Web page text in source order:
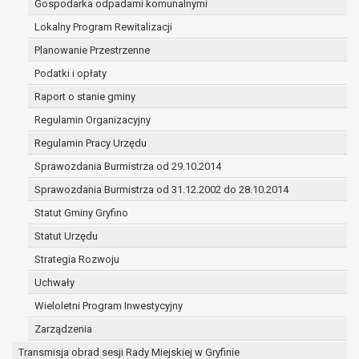
Gospodarka odpadami komunalnymi
Lokalny Program Rewitalizacji
Planowanie Przestrzenne
Podatki i opłaty
Raport o stanie gminy
Regulamin Organizacyjny
Regulamin Pracy Urzędu
Sprawozdania Burmistrza od 29.10.2014
Sprawozdania Burmistrza od 31.12.2002 do 28.10.2014
Statut Gminy Gryfino
Statut Urzędu
Strategia Rozwoju
Uchwały
Wieloletni Program Inwestycyjny
Zarządzenia
Transmisja obrad sesji Rady Miejskiej w Gryfinie
(merytorycznych), a także obowiązków i
zadań zleconych przez instytucje
nadrzędne wobec Gminy;
zawarcia i realizacji umów;
ochrony żywotnych interesów osoby, której
dane dotyczą, lub innej osoby fizycznej;
wykonania zadania realizowanego w
interesie publicznym lub w ramach
sprawowania władzy publicznej
powierzonej administratorowi;
w pozostałych przypadkach dane osobowe
przetwarzane są wyłącznie na podstawie
wcześniej udzielonej zgody w zakresie i celu
określonym w treści zgody.
W związku z przetwarzaniem danych w celu
wskazanym w pkt. 3, dane osobowe mogą być
udostępniane innym upoważnionym odbiorcom lub
kategoriom odbiorców danych osobowych.
Odbiorcami mogą być:
podmioty, które przetwarzają dane